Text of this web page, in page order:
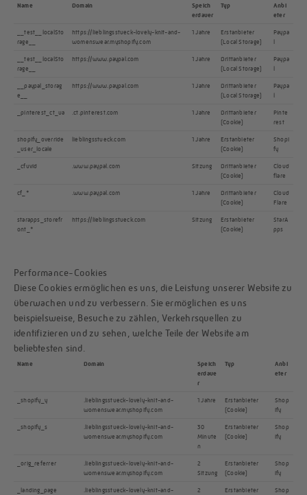
Name Domain
Speich
erdauer
Typ
Anbi
eter
__test__localSto
rage__
https://lieblingsstueck-lovely-knit-and-
womenswear.myshopify.com
1 Jahre
Erstanbieter
(Local Storage)
Paypa
__test__localSto
rage__
https://www.paypal.com 1 Jahre
Drittanbieter
(Local Storage)
Paypa
__paypal_storag
e__
https://www.paypal.com 1 Jahre
Drittanbieter
(Local Storage)
Paypa
_pinterest_ct_ua .ct.pinterest.com 1 Jahre
Drittanbieter
(Cookie)
Pinte
rest
shopify_override
_user_locale
lieblingsstueck.com 1 Jahre
Erstanbieter
(Cookie)
Shopi
fy
_cfuvid .www.paypal.com Sitzung
Drittanbieter
(Cookie)
Cloud
flare
cf_* .www.paypal.com 1 Jahre
Drittanbieter
(Cookie)
Cloud
Flare
starapps_storefr
ont_*
https://lieblingsstueck.com Sitzung
Erstanbieter
(Cookie)
StarA
pps
Performance-Cookies
Diese Cookies ermöglichen es uns, die Leistung unserer Website zu
überwachen und zu verbessern. Sie ermöglichen es uns
beispielsweise, Besuche zu zählen, Verkehrsquellen zu
identifizieren und zu sehen, welche Teile der Website am
beliebtesten sind.
Name Domain
Speich
erdaue
r
Typ
Anbi
eter
_shopify_y
.lieblingsstueck-lovely-knit-and-
womenswear.myshopify.com
1 Jahre
Erstanbieter
(Cookie)
Shop
ify
_shopify_s
.lieblingsstueck-lovely-knit-and-
womenswear.myshopify.com
30
Minute
n
Erstanbieter
(Cookie)
Shop
ify
_orig_referrer
.lieblingsstueck-lovely-knit-and-
womenswear.myshopify.com
2
Sitzung
Erstanbieter
(Cookie)
Shop
ify
_landing_page .lieblingsstueck-lovely-knit-and- 2 Erstanbieter Shop